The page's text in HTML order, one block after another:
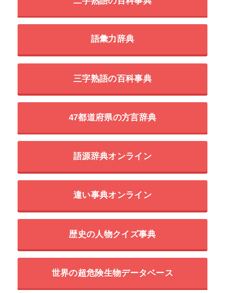
語彙力辞典
三字熟語の百科事典
47都道府県の方言辞典
語源辞典オンライン
違い事典オンライン
歴史の人物クイズ事典
世界の超危険生物データベース